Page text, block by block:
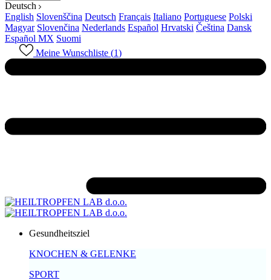
Deutsch
English Slovenščina Deutsch Français Italiano Portuguese Polski
Magyar Slovenčina Nederlands Español Hrvatski Čeština Dansk
Español MX Suomi
Meine Wunschliste (1)
Gesundheitsziel
KNOCHEN & GELENKE
SPORT